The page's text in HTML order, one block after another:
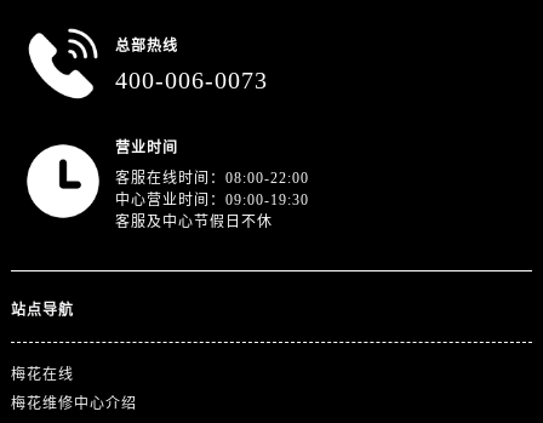
澳门特别行政区大堂区议事亭前地（新马路）售后服务中心（需提前预约）
澳门特别行政区花地玛堂区关闸广场售后服务中心（需提前预约）
总部热线
400-006-0073
营业时间
客服在线时间：08:00-22:00
中心营业时间：09:00-19:30
客服及中心节假日不休
站点导航
梅花在线
梅花维修中心介绍